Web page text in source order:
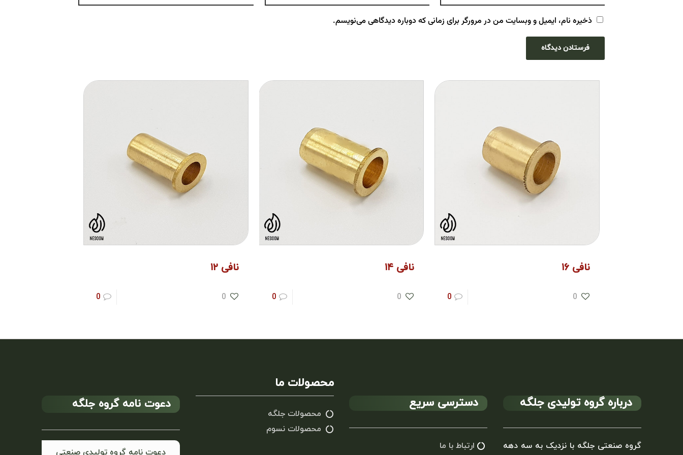
ذخیره نام، ایمیل و وبسایت من در مرورگر برای زمانی که دوباره دیدگاهی می‌نویسم.
نافی ۱۶
0
0
نافی ۱۴
0
0
نافی ۱۲
0
0
درباره گروه تولیدی جلگه
گروه صنعتی جلگه با نزدیک به سه دهه
دسترسی سریع
ارتباط با ما
محصولات ما
محصولات جلگه
محصولات نسوم
دعوت نامه گروه جلگه
دعوت نامه گروه تولیدی صنعتی